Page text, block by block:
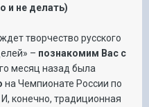
и не делать)
творчество русского
– познакомим Вас с
месяц назад была
на Чемпионате России по
конечно, традиционная